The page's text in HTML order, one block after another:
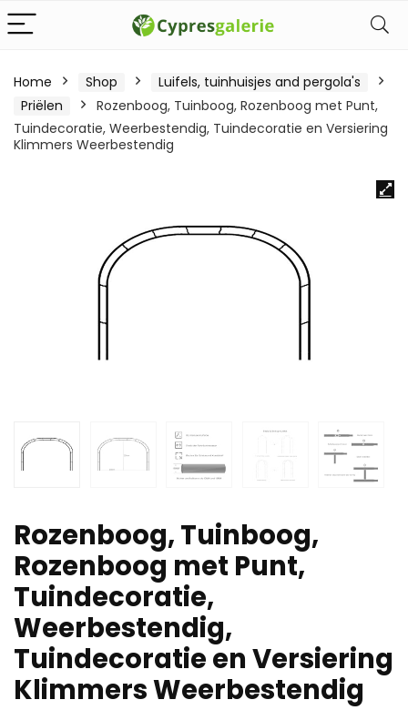
Home Shop
Luifels, tuinhuisjes and pergola's
Priëlen
Rozenboog, Tuinboog, Rozenboog met Punt,
Tuindecoratie, Weerbestendig, Tuindecoratie en Versiering
Klimmers Weerbestendig
Rozenboog, Tuinboog,
Rozenboog met Punt,
Tuindecoratie,
Weerbestendig,
Tuindecoratie en Versiering
Klimmers Weerbestendig